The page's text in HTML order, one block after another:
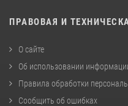
ПРАВОВАЯ И
О сайте
Об использовании
Правила обработки
Сообщить об ошибках